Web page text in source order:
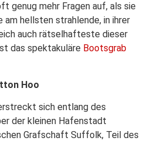
genug mehr Fragen auf, als sie
am hellsten strahlende, in ihrer
auch rätselhafteste dieser
das spektakuläre Bootsgrab
Hoo
sich entlang des
der kleinen Hafenstadt
Grafschaft Suffolk, Teil des